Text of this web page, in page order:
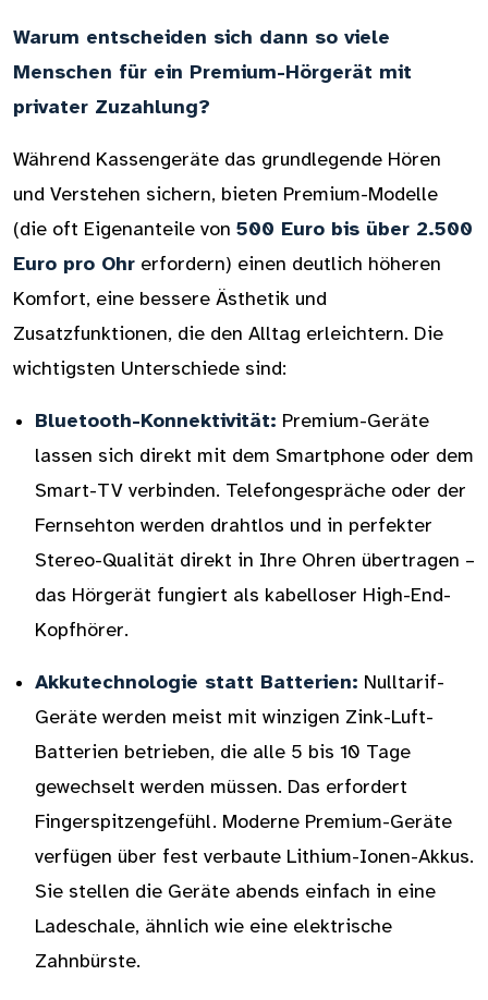
Warum entscheiden sich dann so viele
Menschen für ein Premium-Hörgerät mit
privater Zuzahlung?
Während Kassengeräte das grundlegende Hören
und Verstehen sichern, bieten Premium-Modelle
(die oft Eigenanteile von 500 Euro bis über 2.500
Euro pro Ohr erfordern) einen deutlich höheren
Komfort, eine bessere Ästhetik und
Zusatzfunktionen, die den Alltag erleichtern. Die
wichtigsten Unterschiede sind:
Bluetooth-Konnektivität: Premium-Geräte
lassen sich direkt mit dem Smartphone oder dem
Smart-TV verbinden. Telefongespräche oder der
Fernsehton werden drahtlos und in perfekter
Stereo-Qualität direkt in Ihre Ohren übertragen –
das Hörgerät fungiert als kabelloser High-End-
Kopfhörer.
Akkutechnologie statt Batterien: Nulltarif-
Geräte werden meist mit winzigen Zink-Luft-
Batterien betrieben, die alle 5 bis 10 Tage
gewechselt werden müssen. Das erfordert
Fingerspitzengefühl. Moderne Premium-Geräte
verfügen über fest verbaute Lithium-Ionen-Akkus.
Sie stellen die Geräte abends einfach in eine
Ladeschale, ähnlich wie eine elektrische
Zahnbürste.